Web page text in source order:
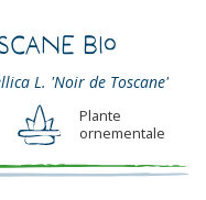
Bio
L. 'Noir de Toscane'
Plante
ornementale